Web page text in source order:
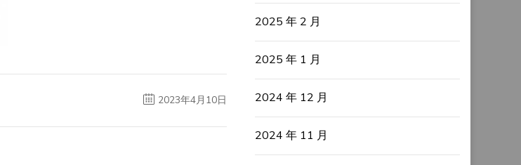
2023年4月10日
2025 年 2 月
2025 年 1 月
2024 年 12 月
2024 年 11 月